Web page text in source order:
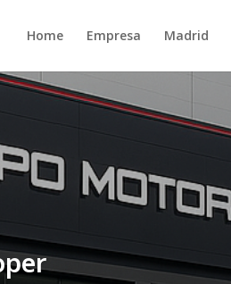
Home Empresa Madrid